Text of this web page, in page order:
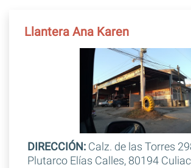
Llantera Ana Karen
DIRECCIÓN:Calz. de las Torres
Plutarco Elías Calles, 80194